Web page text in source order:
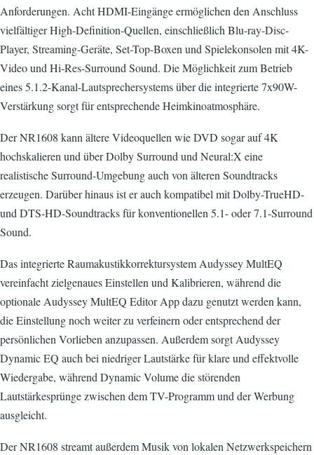
Anforderungen. Acht HDMI-Eingänge ermöglichen den Anschluss
vielfältiger High-Definition-Quellen, einschließlich Blu-ray-Disc-
Player, Streaming-Geräte, Set-Top-Boxen und Spielekonsolen mit 4K-
Video und Hi-Res-Surround Sound. Die Möglichkeit zum Betrieb
eines 5.1.2-Kanal-Lautsprechersystems über die integrierte 7x90W-
Verstärkung sorgt für entsprechende Heimkinoatmosphäre.
Der NR1608 kann ältere Videoquellen wie DVD sogar auf 4K
hochskalieren und über Dolby Surround und Neural:X eine
realistische Surround-Umgebung auch von älteren Soundtracks
erzeugen. Darüber hinaus ist er auch kompatibel mit Dolby-TrueHD-
und DTS-HD-Soundtracks für konventionellen 5.1- oder 7.1-Surround
Sound.
Das integrierte Raumakustikkorrektursystem Audyssey MultEQ
vereinfacht zielgenaues Einstellen und Kalibrieren, während die
optionale Audyssey MultEQ Editor App dazu genutzt werden kann,
die Einstellung noch weiter zu verfeinern oder entsprechend der
persönlichen Vorlieben anzupassen. Außerdem sorgt Audyssey
Dynamic EQ auch bei niedriger Lautstärke für klare und effektvolle
Wiedergabe, während Dynamic Volume die störenden
Lautstärkesprünge zwischen dem TV-Programm und der Werbung
ausgleicht.
Der NR1608 streamt außerdem Musik von lokalen Netzwerkspeichern